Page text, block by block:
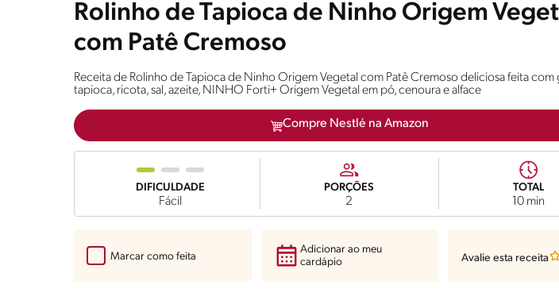
Rolinho de Tapioca de Ninho Origem
com Patê Cremoso
Receita de Rolinho de Tapioca de Ninho Origem Vegetal com Patê Cremoso deliciosa feita com
tapioca, ricota, sal, azeite, NINHO Forti+ Origem Vegetal em pó, cenoura e alface
Compre Nestlé na Amazon
DIFICULDADE
Fácil
PORÇÕES
2
TOTAL
10 min
Marcar como feita
Adicionar ao meu
cardápio
Avalie esta receita